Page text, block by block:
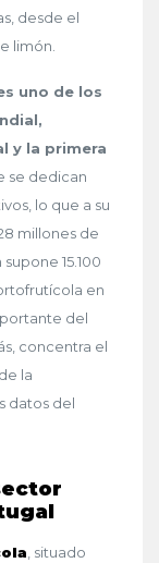
desde el
limón.
uno de los
y la primera
se dedican
lo que a su
millones de
15.100
en
del
concentra el
la
datos del
, situado